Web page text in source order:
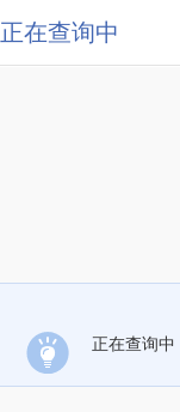
正在查询中
正在查询中